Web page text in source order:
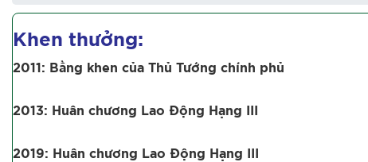
Khen thưởng:
2011: Bằng khen của Thủ Tướng chính phủ
2013: Huân chương Lao Động Hạng III
2019: Huân chương Lao Động Hạng III